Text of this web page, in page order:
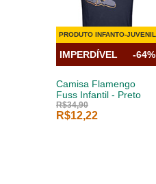
Camisa Flamengo
Fuss Infantil - Preto
R$34,90
R$12,22
IMPERDÍVEL -64%
PRODUTO INFANTO-JUVENIL